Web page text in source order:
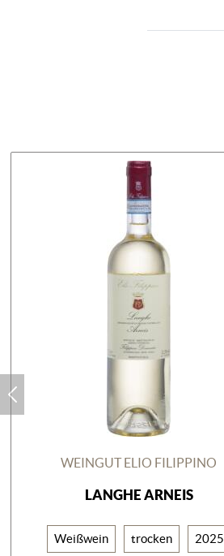
WEINGUT ELIO FILIPPINO
LANGHE ARNEIS
Weißwein trocken 2025